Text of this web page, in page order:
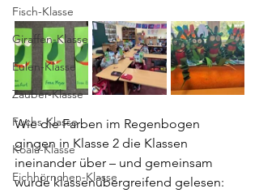
Fisch-Klasse
Giraffen-Klasse
Eulen-Klasse
Zauber-Klasse
Fuchs-Klasse
Koala-Klasse
Eichhörnchen-Klasse
Wie die Farben im Regenbogen
gingen in Klasse 2 die Klassen
ineinander über – und gemeinsam
wurde klassenübergreifend gelesen: